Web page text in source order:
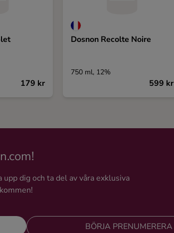
179 kr
Dosnon Recolte Noire
750 ml, 12%
599 kr
dig och ta del av våra exklusiva
BÖRJA PRENUMERERA